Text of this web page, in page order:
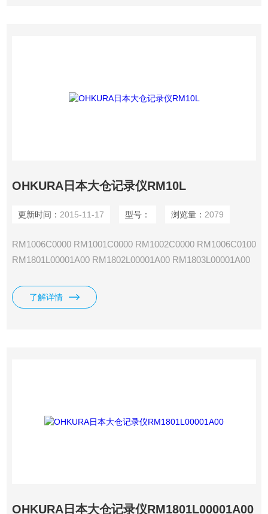
OHKURA日本大仓记录仪RM10L
更新时间： 2015-11-17 型号： 浏览量： 2079
RM1006C0000 RM1001C0000 RM1002C0000 RM1006C0100
RM1801L00001A00 RM1802L00001A00 RM1803L00001A00
RM1824L00001A00 OHKURA日本大仓记录仪RM10L
了解详情
OHKURA日本大仓记录仪RM1801L00001A00